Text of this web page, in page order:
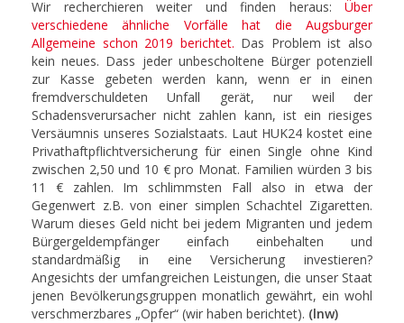
Wir recherchieren weiter und finden heraus: Über
verschiedene ähnliche Vorfälle hat die Augsburger
Allgemeine schon 2019 berichtet. Das Problem ist also
kein neues. Dass jeder unbescholtene Bürger potenziell
zur Kasse gebeten werden kann, wenn er in einen
fremdverschuldeten Unfall gerät, nur weil der
Schadensverursacher nicht zahlen kann, ist ein riesiges
Versäumnis unseres Sozialstaats. Laut HUK24 kostet eine
Privathaftpflichtversicherung für einen Single ohne Kind
zwischen 2,50 und 10 € pro Monat. Familien würden 3 bis
11 € zahlen. Im schlimmsten Fall also in etwa der
Gegenwert z.B. von einer simplen Schachtel Zigaretten.
Warum dieses Geld nicht bei jedem Migranten und jedem
Bürgergeldempfänger einfach einbehalten und
standardmäßig in eine Versicherung investieren?
Angesichts der umfangreichen Leistungen, die unser Staat
jenen Bevölkerungsgruppen monatlich gewährt, ein wohl
verschmerzbares „Opfer“ (wir haben berichtet). (lnw)